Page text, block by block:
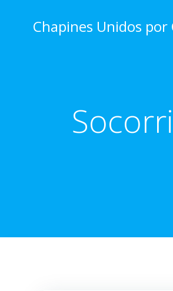
Chapines Unidos por